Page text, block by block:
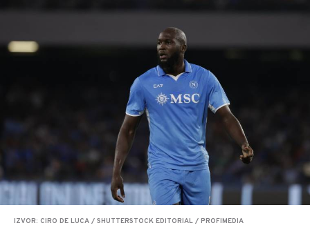
IZVOR: CIRO DE LUCA / SHUTTERSTOCK EDITORIAL / PROFIMEDIA